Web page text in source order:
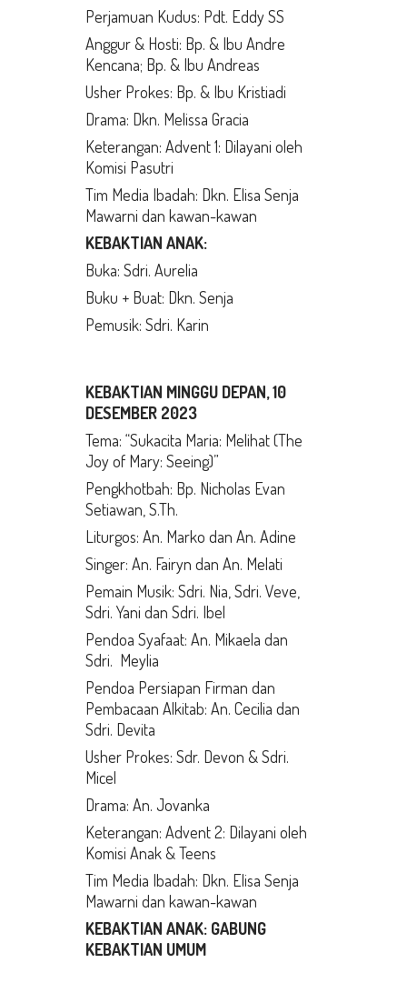
Perjamuan Kudus: Pdt. Eddy SS
Anggur & Hosti: Bp. & Ibu Andre
Kencana; Bp. & Ibu Andreas
Usher Prokes: Bp. & Ibu Kristiadi
Drama: Dkn. Melissa Gracia
Keterangan: Advent 1: Dilayani oleh
Komisi Pasutri
Tim Media Ibadah: Dkn. Elisa Senja
Mawarni dan kawan-kawan
KEBAKTIAN ANAK:
Buka: Sdri. Aurelia
Buku + Buat: Dkn. Senja
Pemusik: Sdri. Karin
KEBAKTIAN MINGGU DEPAN, 10
DESEMBER 2023
Tema: “Sukacita Maria: Melihat (The
Joy of Mary: Seeing)”
Pengkhotbah: Bp. Nicholas Evan
Setiawan, S.Th.
Liturgos: An. Marko dan An. Adine
Singer: An. Fairyn dan An. Melati
Pemain Musik: Sdri. Nia, Sdri. Veve,
Sdri. Yani dan Sdri. Ibel
Pendoa Syafaat: An. Mikaela dan
Sdri. Meylia
Pendoa Persiapan Firman dan
Pembacaan Alkitab: An. Cecilia dan
Sdri. Devita
Usher Prokes: Sdr. Devon & Sdri.
Micel
Drama: An. Jovanka
Keterangan: Advent 2: Dilayani oleh
Komisi Anak & Teens
Tim Media Ibadah: Dkn. Elisa Senja
Mawarni dan kawan-kawan
KEBAKTIAN ANAK: GABUNG
KEBAKTIAN UMUM